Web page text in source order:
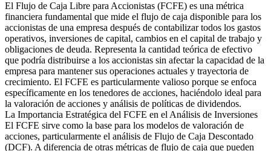
El Flujo de Caja Libre para Accionistas (FCFE) es una métrica
financiera fundamental que mide el flujo de caja disponible para los
accionistas de una empresa después de contabilizar todos los gastos
operativos, inversiones de capital, cambios en el capital de trabajo y
obligaciones de deuda. Representa la cantidad teórica de efectivo
que podría distribuirse a los accionistas sin afectar la capacidad de la
empresa para mantener sus operaciones actuales y trayectoria de
crecimiento. El FCFE es particularmente valioso porque se enfoca
específicamente en los tenedores de acciones, haciéndolo ideal para
la valoración de acciones y análisis de políticas de dividendos.
La Importancia Estratégica del FCFE en el Análisis de Inversiones
El FCFE sirve como la base para los modelos de valoración de
acciones, particularmente el análisis de Flujo de Caja Descontado
(DCF). A diferencia de otras métricas de flujo de caja que pueden